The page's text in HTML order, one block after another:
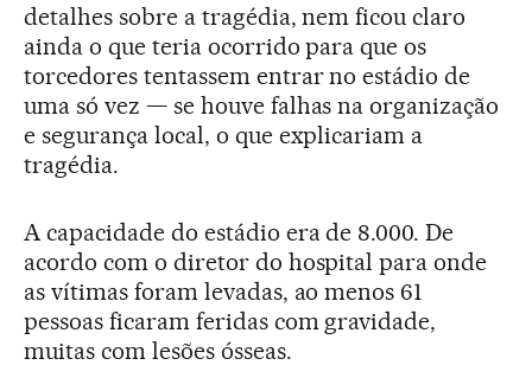
detalhes sobre a tragédia, nem ficou claro
ainda o que teria ocorrido para que os
torcedores tentassem entrar no estádio de
uma só vez — se houve falhas na organização
e segurança local, o que explicariam a
tragédia.
A capacidade do estádio era de 8.000. De
acordo com o diretor do hospital para onde
as vítimas foram levadas, ao menos 61
pessoas ficaram feridas com gravidade,
muitas com lesões ósseas.